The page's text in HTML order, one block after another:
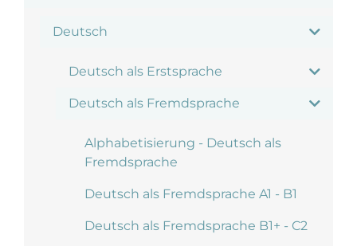
Deutsch
Deutsch als Erstsprache
Deutsch als Fremdsprache
Alphabetisierung - Deutsch als
Fremdsprache
Deutsch als Fremdsprache A1 - B1
Deutsch als Fremdsprache B1+ - C2